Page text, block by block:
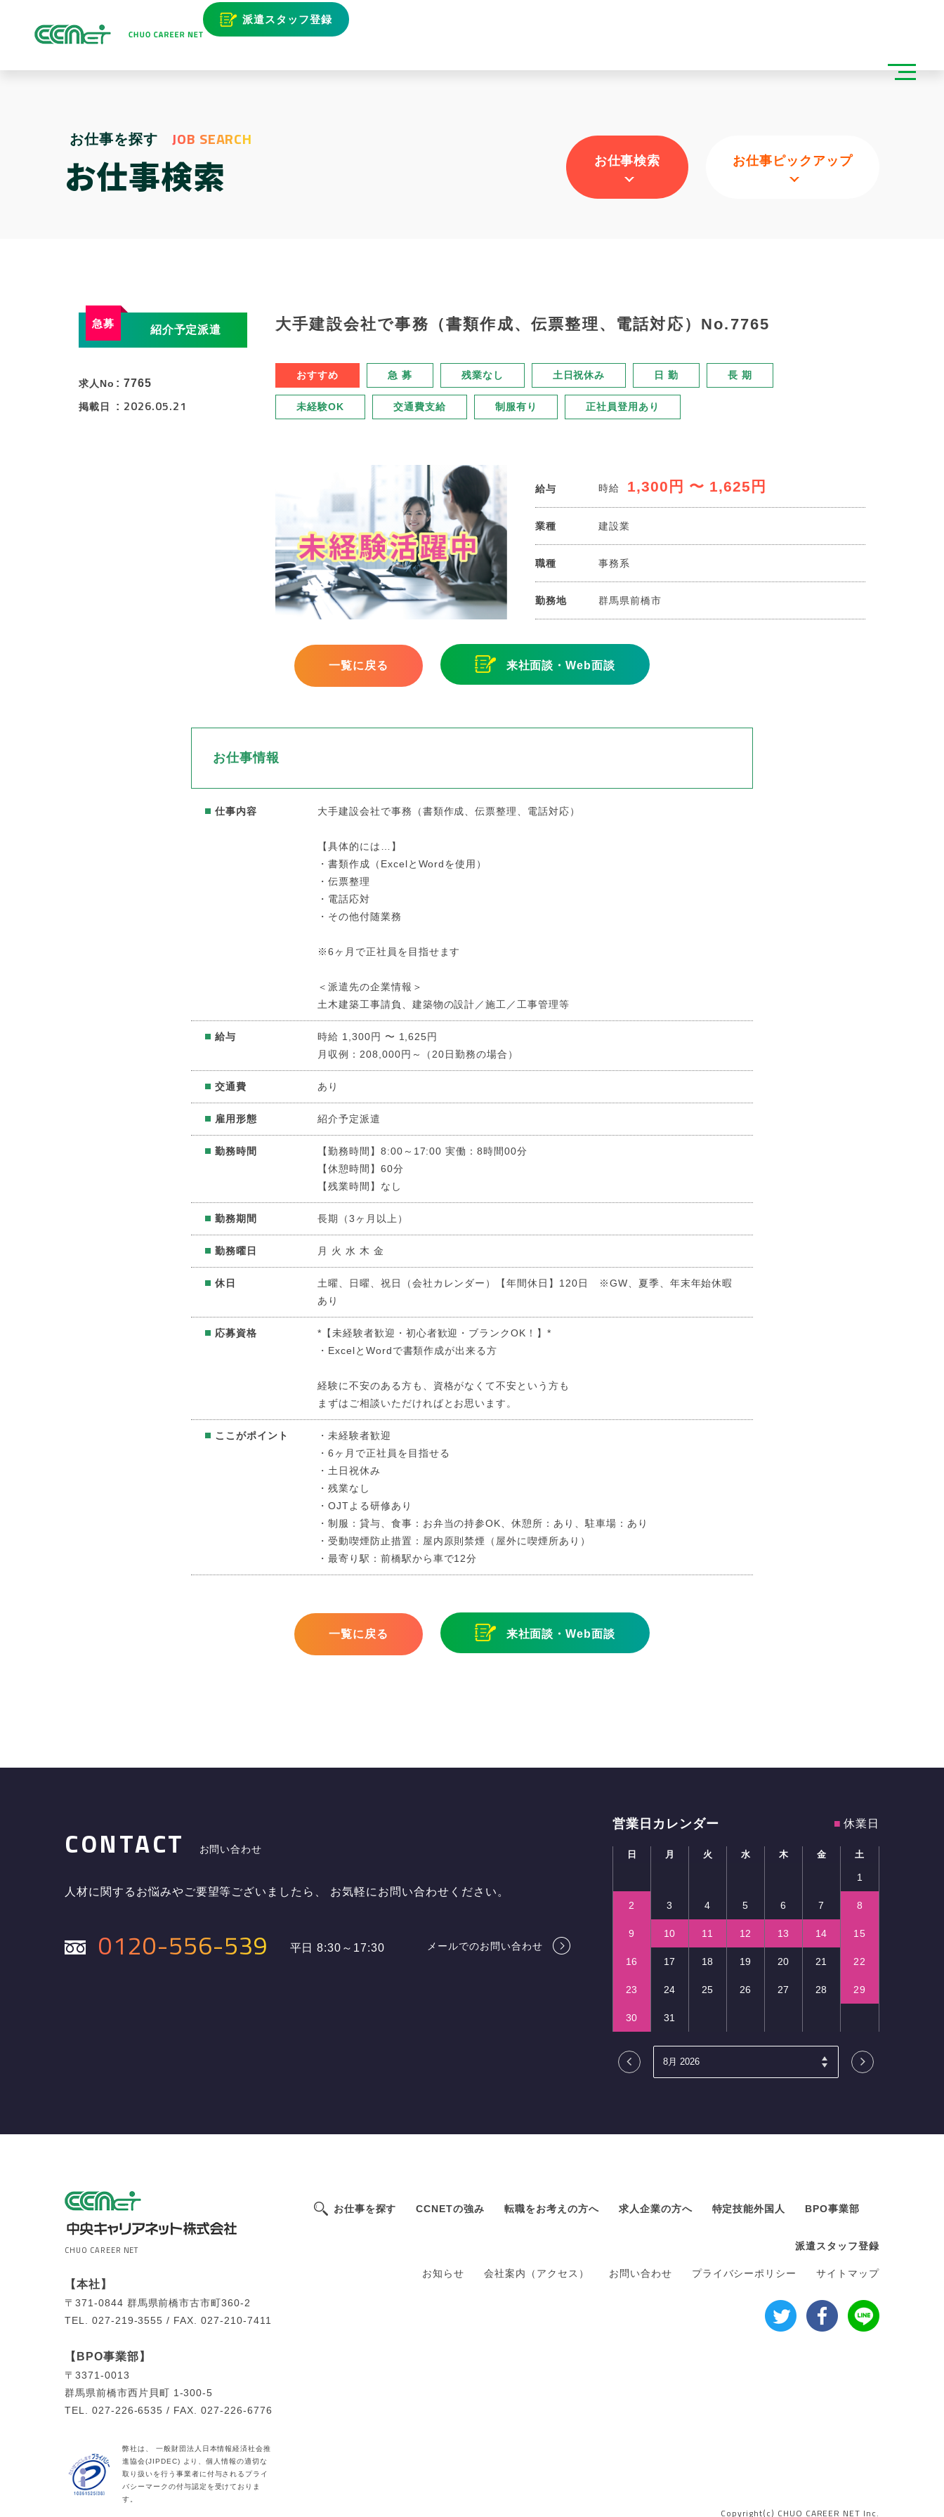
派遣スタッフ登録
お仕事を探す JOB SEARCH
お仕事検索 お仕事検索 お仕事ピックアップ
紹介予定派遣
求人No 7765
掲載日 2026.05.21
大手建設会社で事務（書類作成、伝票整理、電話対応）No.7765
おすすめ 急 募 残業なし 土日祝休み 日 勤 長 期
未経験OK 交通費支給 制服有り 正社員登用あり
給与 時給 1,300円 〜 1,625円
業種 建設業
職種 事務系
勤務地 群馬県前橋市
一覧に戻る 来社面談・Web面談
お仕事情報
仕事内容 大手建設会社で事務（書類作成、伝票整理、電話対応）
【具体的には…】
・書類作成（ExcelとWordを使用）
・伝票整理
・電話応対
・その他付随業務
※6ヶ月で正社員を目指せます
＜派遣先の企業情報＞
土木建築工事請負、建築物の設計／施工／工事管理等
給与
時給 1,300円 〜 1,625円
月収例：208,000円～（20日勤務の場合）
交通費 あり
雇用形態 紹介予定派遣
勤務時間
【勤務時間】8:00～17:00 実働：8時間00分
【休憩時間】60分
【残業時間】なし
勤務期間 長期（3ヶ月以上）
勤務曜日 月 火 水 木 金
休日
土曜、日曜、祝日（会社カレンダー）【年間休日】120日 ※GW、夏季、年末年始休暇
あり
応募資格
*【未経験者歓迎・初心者歓迎・ブランクOK！】*
・ExcelとWordで書類作成が出来る方
経験に不安のある方も、資格がなくて不安という方も
まずはご相談いただければとお思います。
ここがポイント
・未経験者歓迎
・6ヶ月で正社員を目指せる
・土日祝休み
・残業なし
・OJTよる研修あり
・制服：貸与、食事：お弁当の持参OK、休憩所：あり、駐車場：あり
・受動喫煙防止措置：屋内原則禁煙（屋外に喫煙所あり）
・最寄り駅：前橋駅から車で12分
一覧に戻る 来社面談・Web面談
CONTACT お問い合わせ
人材に関するお悩みやご要望等ございましたら、 お気軽にお問い合わせください。
0120-556-539 平日 8:30～17:30 メールでのお問い合わせ
営業日カレンダー ■ 休業日
日 月 火 水 木 金 土
1
2 3 4 5 6 7 8
9 10 11 12 13 14 15
16 17 18 19 20 21 22
23 24 25 26 27 28 29
30 31
CHUO CAREER NET
【本社】
〒371-0844 群馬県前橋市古市町360-2
TEL.
027-219-3555 / FAX. 027-210-7411
【BPO事業部】
〒3371-0013
群馬県前橋市西片貝町 1-300-5
TEL.
027-226-6535 / FAX. 027-226-6776
弊社は、 一般財団法人日本情報経済社会推
進協会(JIPDEC) より、個人情報の適切な
取り扱いを行う事業者に付与されるプライ
バシーマークの付与認定を受けておりま
す。
お仕事を探す CCNETの強み 転職をお考えの方へ 求人企業の方へ 特定技能外国人 BPO事業部
派遣スタッフ登録
お知らせ 会社案内（アクセス） お問い合わせ プライバシーポリシー サイトマップ
Copyright(c) CHUO CAREER NET Inc.